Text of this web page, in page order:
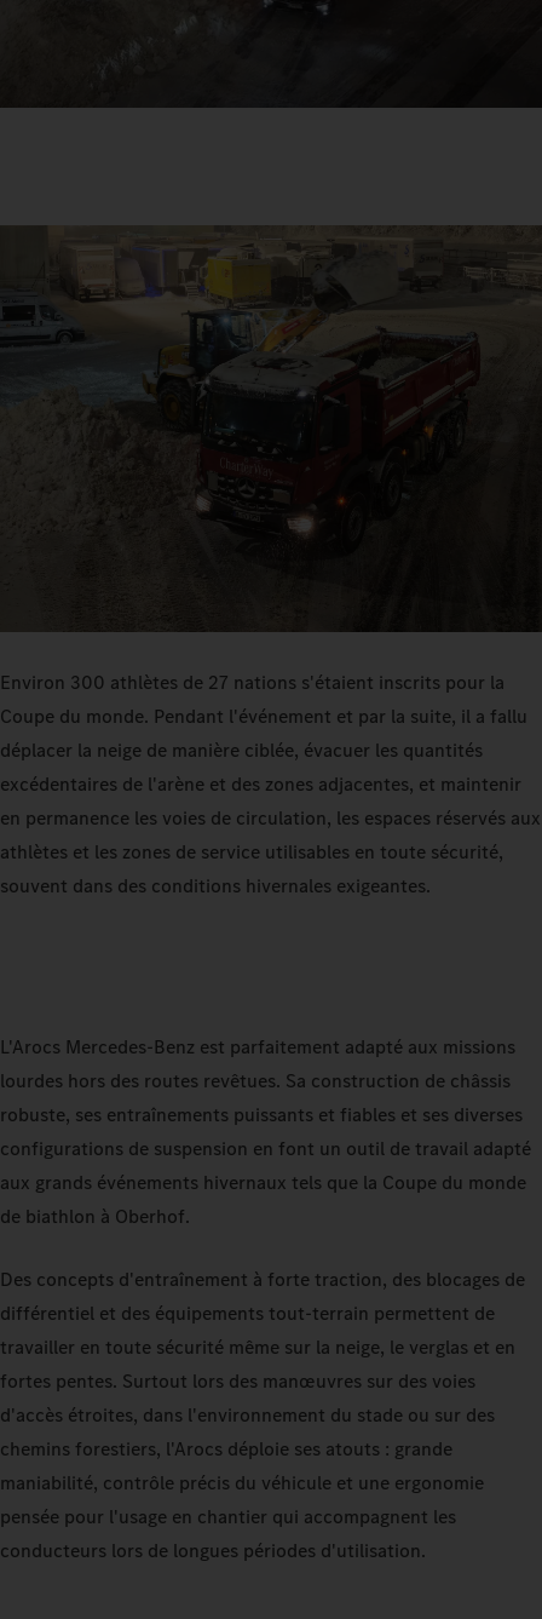
Environ 300 athlètes de 27 nations s'étaient inscrits pour la
Coupe du monde. Pendant l'événement et par la suite, il a fallu
déplacer la neige de manière ciblée, évacuer les quantités
excédentaires de l'arène et des zones adjacentes, et maintenir
en permanence les voies de circulation, les espaces réservés aux
athlètes et les zones de service utilisables en toute sécurité,
souvent dans des conditions hivernales exigeantes.
L'Arocs Mercedes‑Benz est parfaitement adapté aux missions
lourdes hors des routes revêtues. Sa construction de châssis
robuste, ses entraînements puissants et fiables et ses diverses
configurations de suspension en font un outil de travail adapté
aux grands événements hivernaux tels que la Coupe du monde
de biathlon à Oberhof.
Des concepts d'entraînement à forte traction, des blocages de
différentiel et des équipements tout‑terrain permettent de
travailler en toute sécurité même sur la neige, le verglas et en
fortes pentes. Surtout lors des manœuvres sur des voies
d'accès étroites, dans l'environnement du stade ou sur des
chemins forestiers, l'Arocs déploie ses atouts : grande
maniabilité, contrôle précis du véhicule et une ergonomie
pensée pour l'usage en chantier qui accompagnent les
conducteurs lors de longues périodes d'utilisation.